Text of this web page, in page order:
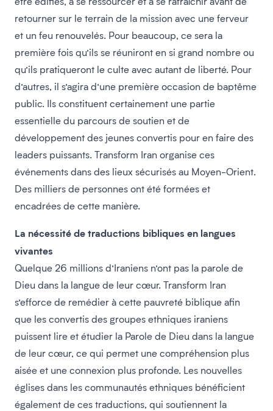
retourner sur le terrain de la mission avec une ferveur
et un feu renouvelés. Pour beaucoup, ce sera la
première fois qu’ils se réuniront en si grand nombre ou
qu’ils pratiqueront le culte avec autant de liberté. Pour
d’autres, il s’agira d’une première occasion de baptême
public. Ils constituent certainement une partie
essentielle du parcours de soutien et de
développement des jeunes convertis pour en faire des
leaders puissants. Transform Iran organise ces
événements dans des lieux sécurisés au Moyen-Orient.
Des milliers de personnes ont été formées et
encadrées de cette manière.
La nécessité de traductions bibliques en langues
vivantes
Quelque 26 millions d’Iraniens n’ont pas la parole de
Dieu dans la langue de leur cœur. Transform Iran
s’efforce de remédier à cette pauvreté biblique afin
que les convertis des groupes ethniques iraniens
puissent lire et étudier la Parole de Dieu dans la langue
de leur cœur, ce qui permet une compréhension plus
aisée et une connexion plus profonde. Les nouvelles
églises dans les communautés ethniques bénéficient
également de ces traductions, qui soutiennent la